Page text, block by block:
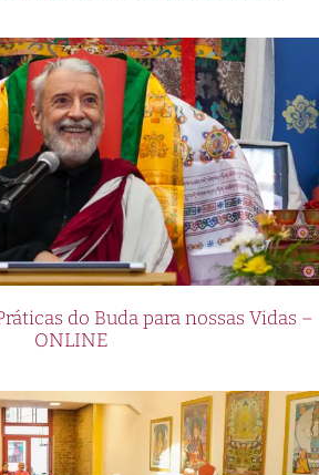
do Buda para nossas Vidas –
ONLINE